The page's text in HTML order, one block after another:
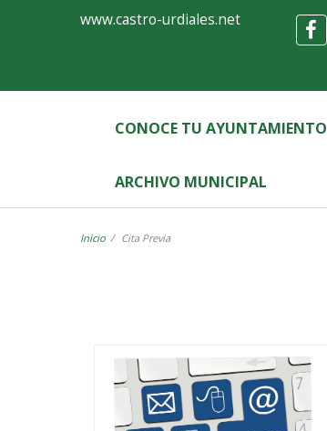
FormularioAyuntamiento
Castro-
Urdiales
www.castro-urdiales.net
CONOCE TU AYUNTAMIENTO
ARCHIVO MUNICIPAL
Inicio Cita Previa